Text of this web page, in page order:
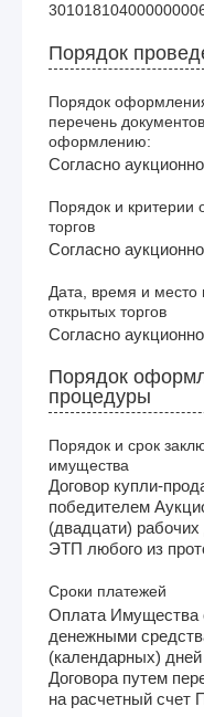
Порядок
Порядок
перечень
оформлению:
Согласно
Порядок и критерии
торгов
Согласно
Дата, время и место
открытых торгов
Согласно
Порядок
процедуры
Порядок и срок
имущества
Договор купли-
победителем
(двадцати)
ЭТП любого из
Сроки платежей
Оплата Имущества
денежными
(календарных)
Договора путем
на расчетный счет